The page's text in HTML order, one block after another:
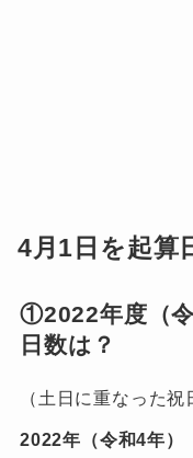
4月1日を起算
①2022年度（
日数は？
（土日に重なった祝
2022年（令和4年）